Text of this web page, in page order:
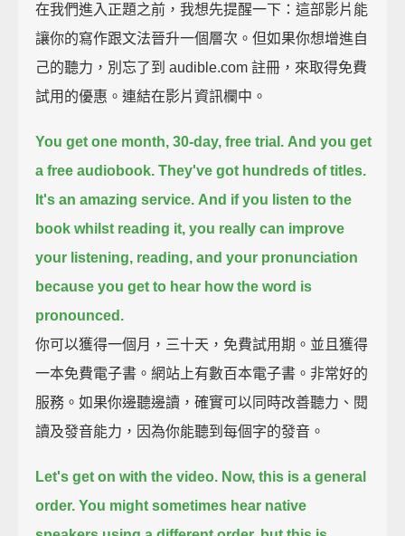
在我們進入正題之前，我想先提醒一下：這部影片能
讓你的寫作跟文法晉升一個層次。但如果你想增進自
己的聽力，別忘了到 audible.com 註冊，來取得免費
試用的優惠。連結在影片資訊欄中。
You get one month, 30-day, free trial. And you get
a free audiobook. They've got hundreds of titles.
It's an amazing service. And if you listen to the
book whilst reading it, you really can improve
your listening, reading, and your pronunciation
because you get to hear how the word is
pronounced.
你可以獲得一個月，三十天，免費試用期。並且獲得
一本免費電子書。網站上有數百本電子書。非常好的
服務。如果你邊聽邊讀，確實可以同時改善聽力、閱
讀及發音能力，因為你能聽到每個字的發音。
Let's get on with the video. Now, this is a general
order. You might sometimes hear native